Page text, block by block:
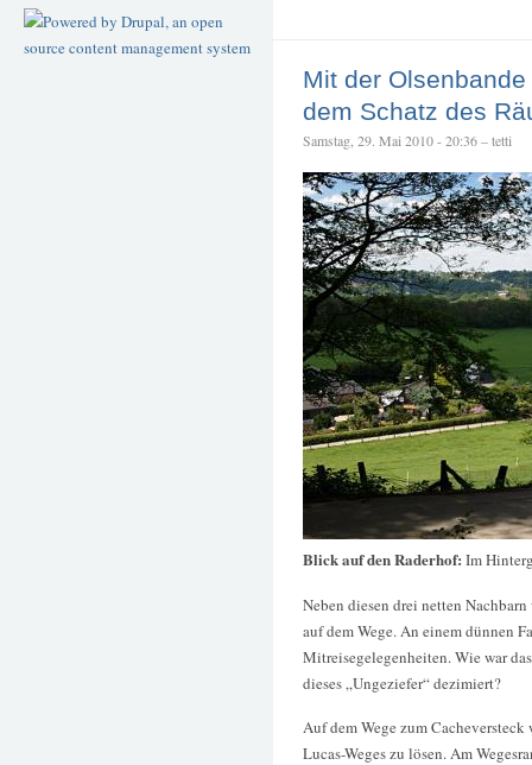
Mit der
dem Schatz des
Samstag, 29. Mai 2010 - 20:36 – tetti
Blick auf den Raderhof: Im
Neben diesen drei netten
auf dem Wege. An einem dünnen
Mitreisegelegenheiten. Wie war
dieses „Ungeziefer“ dezimiert?
Auf dem Wege zum
Lucas-Weges zu lösen. Am